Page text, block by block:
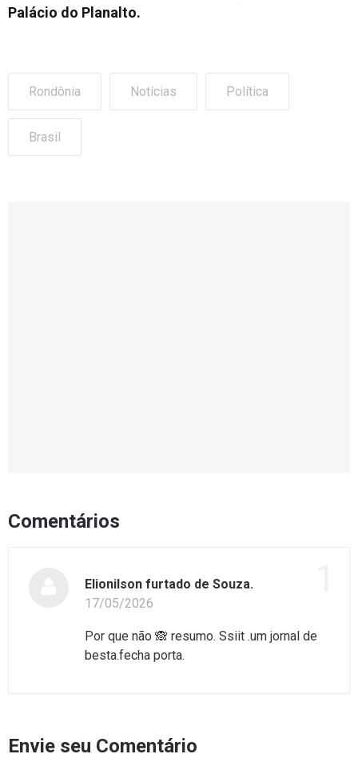
Palácio do Planalto.
Rondônia Notícias Política
Brasil
Comentários
Elionilson furtado de Souza.
17/05/2026
Por que não 🙈 resumo. Ssiit .um jornal de
besta.fecha porta.
Envie seu Comentário